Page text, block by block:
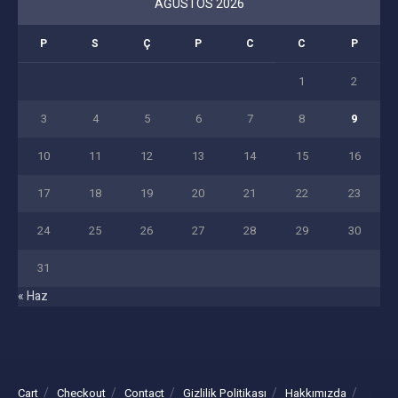
Bunu paylaş:
Yeni Dönem: Denetim ve Kapatma Şartları
27 HAZIRAN 2026